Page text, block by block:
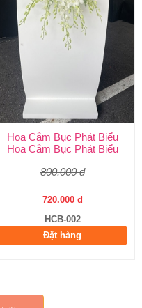
Hoa Cắm Bục Phát Biểu
Hoa Cắm Bục Phát Biểu
800.000 đ
720.000 đ
HCB-002
Đặt hàng
-10%Hoa Để Bàn - Mã 005